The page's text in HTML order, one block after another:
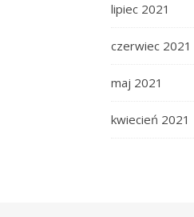
lipiec 2021
czerwiec 2021
maj 2021
kwiecień 2021